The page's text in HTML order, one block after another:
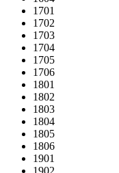
1701
1702
1703
1704
1705
1706
1801
1802
1803
1804
1805
1806
1901